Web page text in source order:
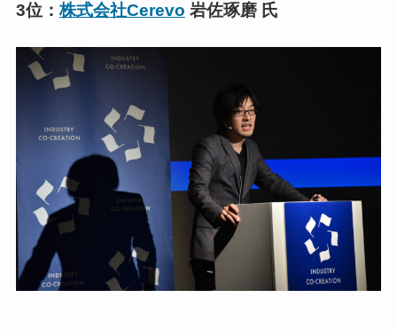
3位：株式会社Cerevo 岩佐琢磨 氏